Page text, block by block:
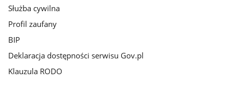
Służba cywilna
Profil zaufany
BIP
Deklaracja dostępności serwisu Gov.pl
Klauzula RODO